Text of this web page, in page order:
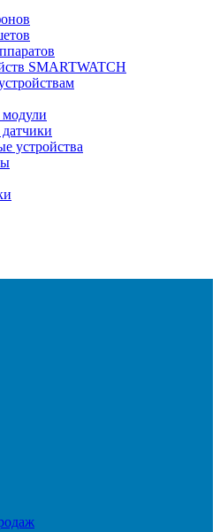
SMARTWATCH
устройства